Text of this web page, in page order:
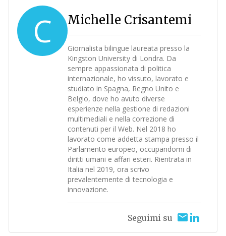
C Michelle Crisantemi
Giornalista bilingue laureata presso la
Kingston University di Londra. Da
sempre appassionata di politica
internazionale, ho vissuto, lavorato e
studiato in Spagna, Regno Unito e
Belgio, dove ho avuto diverse
esperienze nella gestione di redazioni
multimediali e nella correzione di
contenuti per il Web. Nel 2018 ho
lavorato come addetta stampa presso il
Parlamento europeo, occupandomi di
diritti umani e affari esteri. Rientrata in
Italia nel 2019, ora scrivo
prevalentemente di tecnologia e
innovazione.
Seguimi su